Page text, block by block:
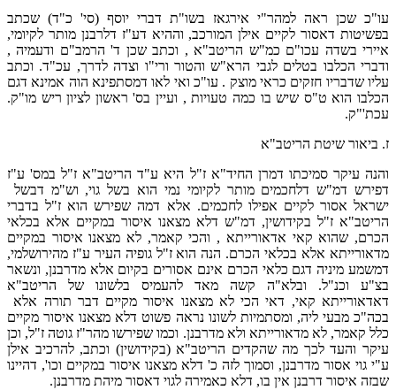
עו"כ שכן ראה למהר"י אירגאז בשו"ת דברי יוסף (סי' כ"ד) שכתב
בפשיטות דאסור לקיים אילן המורכב, וההיא דע"ז דלרבנן מותר לקיומי,
איירי בשדה עכו"ם כמ"ש הריטב"א , וכתב שכן ד' הרמב"ם ודעמיה ,
ודברי הכלבו בטלים לגבי הרא"ש והטור ורי"ו וצדה לדרך, עכ"ד. וכתב
עליו שדבריו חזקים כראי מוצק . עו"כ ואי לאו דמסתפינא הוה אמינא דגם
הכלבו הוא ט"ס שיש בו כמה טעויות , ועיין בס' ראשון לציון ריש מו"ק.
עכת'"ק.
ז. ביאור שיטת הריטב"א
והנה עיקר סמיכתו דמרן החיד"א ז"ל היא ע"ד הריטב"א ז"ל במס' ע"ז
דפירש דמ"ש דלחכמים מותר לקיומי נמי הוא בשל גוי, וש"מ דבשל
ישראל אסור לקיים אפילו לחכמים. אלא דמה שפירש הוא ז"ל בדברי
הריטב"א ז"ל בקידושין, דמ"ש דלא מצאנו איסור במקיים אלא בכלאי
הכרם, שהוא קאי אדאורייתא , והכי קאמר, לא מצאנו איסור במקיים
מדאורייתא אלא בכלאי הכרם. הנה הוא ז"ל גופיה העיר ע"ז מהירושלמי,
דמשמע מיניה דגם כלאי הכרם אינם אסורים בקיום אלא מדרבנן, ונשאר
בצ"ע וכנ"ל. ובלא"ה קשה מאד להעמיס בלשונו של הריטב"א
דאדאורייתא קאי, דאי הכי לא מצאנו איסור מקיים דבר תורה אלא
בכה"כ מבעי ליה, ומסתמיות לשונו נראה פשוט דלא מצאנו איסור מקיים
כלל קאמר, לא מדאורייתא ולא מדרבנן. וכמו שפירשו מהר"ז גוטה ז"ל, וכן
עיקר והעד לכך מה שהקדים הריטב"א (בקידושין) וכתב, להרכיב אילן
ע"י גוי אסור מדרבנן, וסמוך לזה כ' דלא מצאנו איסור במקיים וכו', דהיינו
שבזה איסור דרבנן אין בו, דלא כאמירה לגוי דאסור מיהת מדרבנן.